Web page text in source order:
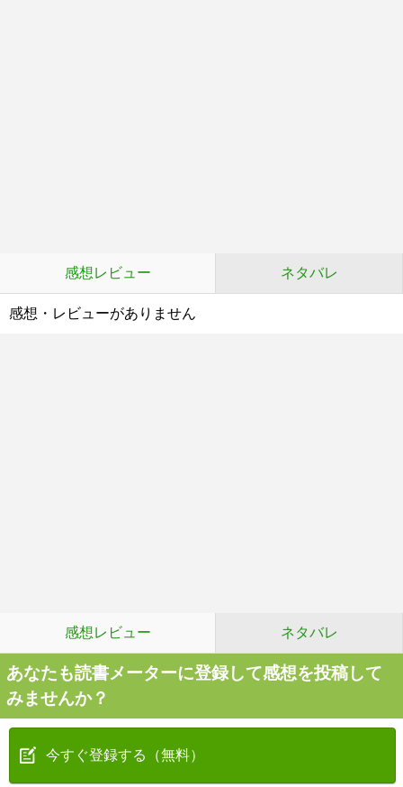
感想レビュー ネタバレ
感想・レビューがありません
感想レビュー ネタバレ
あなたも読書メーターに登録して感想を投稿して
みませんか？
今すぐ登録する（無料）